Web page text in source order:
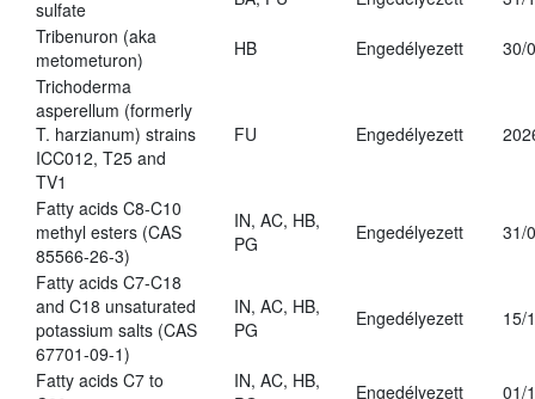
sulfate
Tribenuron (aka
metometuron)
HB Engedélyezett
30/
Trichoderma
asperellum (formerly
T. harzianum) strains
ICC012, T25 and
TV1
FU Engedélyezett
Fatty acids C8-C10
methyl esters (CAS
85566-26-3)
IN, AC, HB,
PG
Engedélyezett 31/
Fatty acids C7-C18
and C18 unsaturated
potassium salts (CAS
67701-09-1)
IN, AC, HB,
PG
Engedélyezett 15/
Fatty acids C7 to
IN, AC, HB,
Engedélyezett
01/